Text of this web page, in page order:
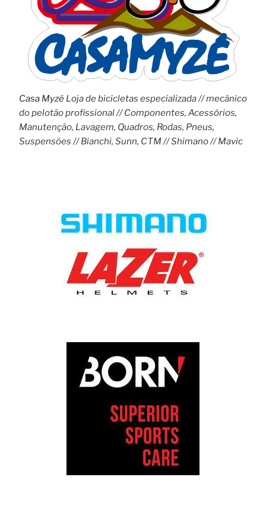
Casa MyzéLoja de bicicletas especializada // mecânico
do pelotão profissional // Componentes, Acessórios,
Manutenção, Lavagem, Quadros, Rodas, Pneus,
Suspensões // Bianchi, Sunn, CTM // Shimano // Mavic